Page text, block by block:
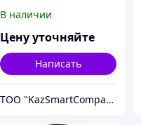
В наличии
Цену уточняйте
Написать
ТОО "KazSmartCompany"